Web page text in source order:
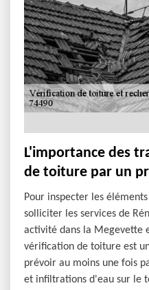
L'importance des
de toiture par un
Pour inspecter les
solliciter les services de
activité dans la Megevette
vérification de toiture est
prévoir au moins une fois
et infiltrations d'eau sur le